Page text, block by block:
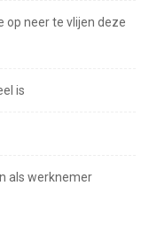
op neer te vlijen deze
is
als werknemer